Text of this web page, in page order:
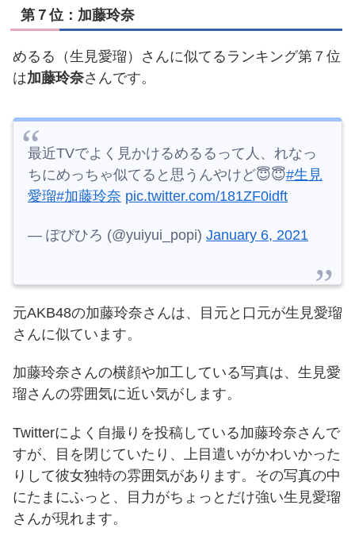
第７位：加藤玲奈
めるる（生見愛瑠）さんに似てるランキング第７位
は加藤玲奈さんです。
最近TVでよく見かけるめるるって人、れなっ
ちにめっちゃ似てると思うんやけど😇😇#生見
愛瑠#加藤玲奈 pic.twitter.com/181ZF0idft
— ぽぴひろ (@yuiyui_popi) January 6, 2021
元AKB48の加藤玲奈さんは、目元と口元が生見愛瑠
さんに似ています。
加藤玲奈さんの横顔や加工している写真は、生見愛
瑠さんの雰囲気に近い気がします。
Twitterによく自撮りを投稿している加藤玲奈さんで
すが、目を閉じていたり、上目遣いがかわいかった
りして彼女独特の雰囲気があります。 その写真の中
にたまにふっと、目力がちょっとだけ強い生見愛瑠
さんが現れます。